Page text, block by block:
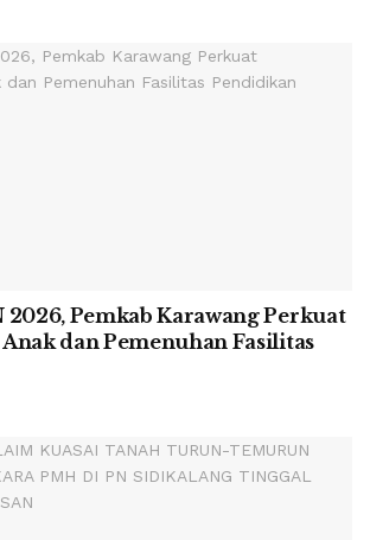
Pemkab Karawang Perkuat
dan Pemenuhan Fasilitas